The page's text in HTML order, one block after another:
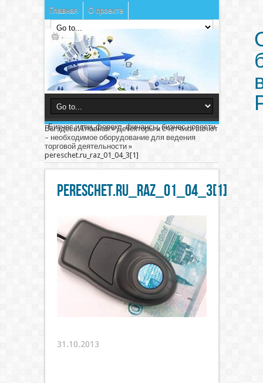
Главная О проекте
Бизнес идеи, форекс, финансы, бизнес новости
Вы здесь:Главная»Детекторы и счетчики валют
– необходимое оборудование для ведения
торговой деятельности»
pereschet.ru_raz_01_04_3[1]
pereschet.ru_raz_01_04_3[1]
31.10.2013